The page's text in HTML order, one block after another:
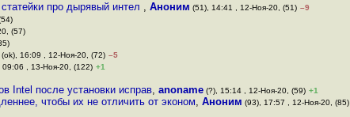
про дырявый интел , Аноним (51), 14:41 , 12-Ноя-20, (51) –9
(57)
(ok), 16:09 , 12-Ноя-20, (72) –5
09:06 , 13-Ноя-20, (122) +1
Intel после установки исправ, anoname (?), 15:14 , 12-Ноя-20, (59) +1
чтобы их не отличить от эконом, Аноним (93), 17:57 , 12-Ноя-20, (85)